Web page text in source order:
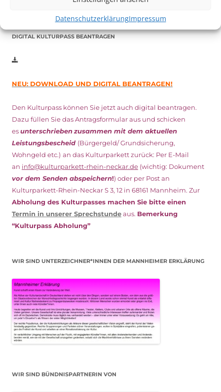
DatenschutzerklärungImpressum
DIGITAL KULTURPASS BEANTRAGEN
NEU: DOWNLOAD UND DIGITAL BEANTRAGEN!
Den Kulturpass können Sie jetzt auch digital beantragen.
Dazu füllen Sie das Antragsformular aus und schicken
esunterschriebenzusammen mit dem aktuellen
Leistungsbescheid (Bürgergeld/ Grundsicherung,
Wohngeld etc.) an das Kulturparkett zurück: Per E-Mail
an info@kulturparkett-rhein-neckar.de (wichtig: Dokument
vor dem Senden abspeichern!) oder per Post an
Kulturparkett-Rhein-Neckar S 3, 12 in 68161 Mannheim. Zur
Abholung des Kulturpasses machen Sie bitte einen
Termin in unserer Sprechstundeaus. Bemerkung
“Kulturpass Abholung”
WIR SIND UNTERZEICHNER*INNEN DER MANNHEIMER ERKLÄRUNG
WIR SIND BÜNDNISPARTNERIN VON